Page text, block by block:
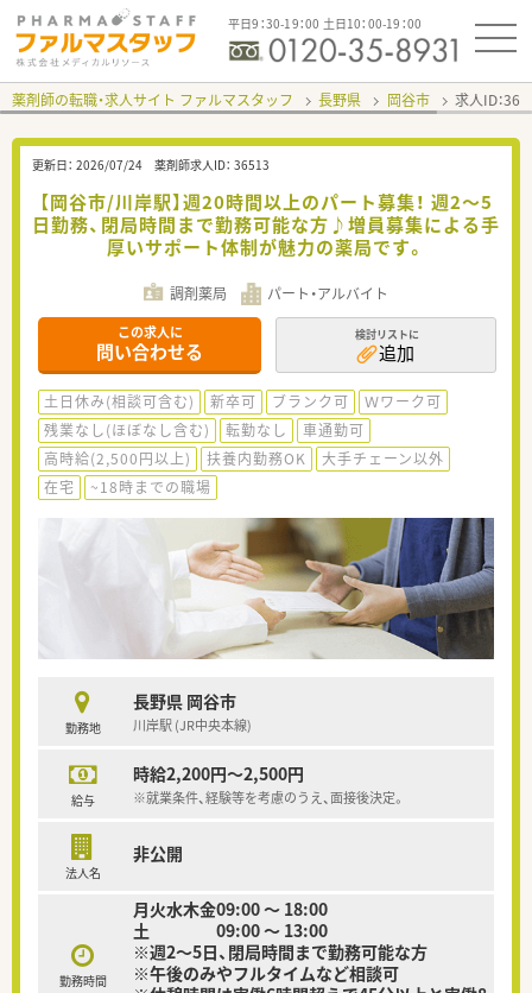
平日9：30-19：00 土日10：00-19：00
薬剤師の転職・求人サイト ファルマスタッフ 長野県 岡谷市 求人ID：
更新日： 2026/07/24 薬剤師求人ID： 36513
【岡谷市/川岸駅】週20時間以上のパート募集！ 週2～5
日勤務、閉局時間まで勤務可能な方♪増員募集による手
厚いサポート体制が魅力の薬局です。
調剤薬局 パート・アルバイト
この求人に
問い合わせる
検討リストに
追加
土日休み(相談可含む) 新卒可 ブランク可
Ｗワーク可
残業なし(ほぼなし含む)
転勤なし
車通勤可
高時給(2,500円以上)
扶養内勤務OK
大手チェーン以外
在宅
~18時までの職場
勤務地
長野県 岡谷市
川岸駅 (JR中央本線)
給与
時給2,200円～2,500円
※就業条件、経験等を考慮のうえ、面接後決定。
法人名
非公開
勤務時間
月火水木金09:00 ～ 18:00
土 09:00 ～ 13:00
※週2～5日、閉局時間まで勤務可能な方
※午後のみやフルタイムなど相談可